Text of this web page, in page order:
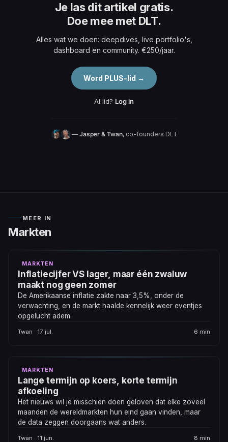
Je las dit artikel gratis.
Doe mee met DLT.
Alles wat we doen: deepdives, live portfolio's,
dashboard en community. €250/jaar.
Word PLUS-lid →
Al lid? Log in
— Jasper & Twan, co-founders DLT
MEER IN
Markten
MARKTEN
Inflatiecijfer VS lager, maar één zwaluw
maakt nog geen zomer
De Amerikaanse inflatie zakte naar 3,5%, onder de
verwachting, en de markt haalde kennelijk weer eventjes
opgelucht adem.
Twan · 17 jul. 6 min
MARKTEN
Lange termijn op koers, korte termijn
afkoeling
Het nieuws wil je misschien doen geloven dat elke zoveel
maanden de wereldmarkten hun eind gaan vinden, maar
de data zeggen doorgaans wat anders.
Twan · 11 jun. 8 min